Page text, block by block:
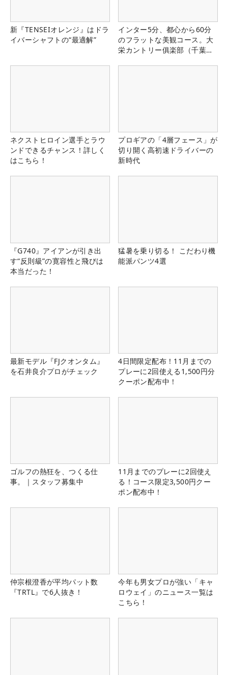
新『TENSEIオレンジ』はドラ
イバーシャフトの“最適解”
インター5分、都心から60分
のフラットな美観コース。大
栄カントリー俱楽部（千葉
ネクストヒロイン選手とラウ
ンドできるチャンス！詳しく
はこちら！
プロギアの「4層フェース」が
切り開く高初速ドライバーの
新時代
『G740』アイアンが引き出
す“反則級”の寛容性と飛びは
本当だった！
猛暑を乗り切る！ こだわり機
能派パンツ4選
最新モデル『FJクオンタム』
を石井良介プロがチェック
4日間限定配布！11月までの
プレーに2回使える1,500円分
クーポン配布中！
ゴルフの熱狂を、つくる仕
事。｜スタッフ募集中
11月までのプレーに2回使え
る！コース限定3,500円クー
ポン配布中！
仲宗根澄香が平均パット数
『TRTL』で6人抜き！
今年も男女プロが強い「キャ
ロウェイ」のニュース一覧は
こちら！